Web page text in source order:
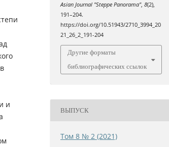
и
Asian Journal "Steppe Panorama",8(2),
191–204.
https://doi.org/10.51943/2710_3994_20
21_26_2_191-204
Другие форматы
библиографических ссылок
ВЫПУСК
Том 8 № 2 (2021)